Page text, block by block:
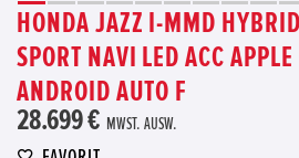
HONDA JAZZ I-MMD
SPORT NAVI LED ACC APPLE
ANDROID AUTO F
28.699 € MWST. AUSW.